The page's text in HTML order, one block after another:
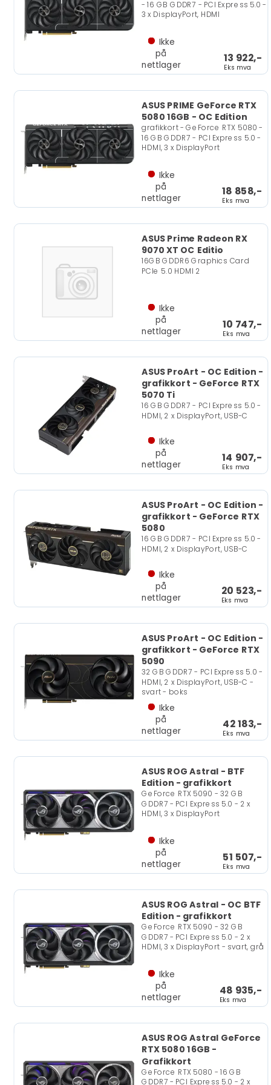
- 16 GB GDDR7 - PCI Express 5.0 -
3 x DisplayPort, HDMI
13 922,-
Eks mva
Ikke
på
nettlager
ASUS PRIME GeForce RTX
5080 16GB - OC Edition
grafikkort - GeForce RTX 5080 -
16 GB GDDR7 - PCI Express 5.0 -
HDMI, 3 x DisplayPort
18 858,-
Eks mva
Ikke
på
nettlager
ASUS Prime Radeon RX
9070 XT OC Editio
16GB GDDR6 Graphics Card
PCIe 5.0 HDMI 2
10 747,-
Eks mva
Ikke
på
nettlager
ASUS ProArt - OC Edition -
grafikkort - GeForce RTX
5070 Ti
16 GB GDDR7 - PCI Express 5.0 -
HDMI, 2 x DisplayPort, USB-C
14 907,-
Eks mva
Ikke
på
nettlager
ASUS ProArt - OC Edition -
grafikkort - GeForce RTX
5080
16 GB GDDR7 - PCI Express 5.0 -
HDMI, 2 x DisplayPort, USB-C
20 523,-
Eks mva
Ikke
på
nettlager
ASUS ProArt - OC Edition -
grafikkort - GeForce RTX
5090
32 GB GDDR7 - PCI Express 5.0 -
HDMI, 2 x DisplayPort, USB-C -
svart - boks
42 183,-
Eks mva
Ikke
på
nettlager
ASUS ROG Astral - BTF
Edition - grafikkort
GeForce RTX 5090 - 32 GB
GDDR7 - PCI Express 5.0 - 2 x
HDMI, 3 x DisplayPort
51 507,-
Eks mva
Ikke
på
nettlager
ASUS ROG Astral - OC BTF
Edition - grafikkort
GeForce RTX 5090 - 32 GB
GDDR7 - PCI Express 5.0 - 2 x
HDMI, 3 x DisplayPort - svart, grå
48 935,-
Eks mva
Ikke
på
nettlager
ASUS ROG Astral GeForce
RTX 5080 16GB -
Grafikkort
GeForce RTX 5080 - 16 GB
GDDR7 - PCI Express 5.0 - 2 x